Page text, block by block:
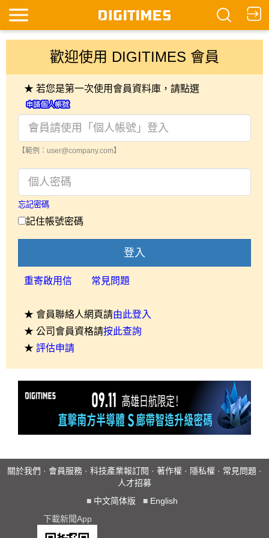
歡迎使用 DIGITIMES 會員
★ 若您是第一次使用會員資料庫，請點選
【範例：user@company.com】
忘記密碼
記住帳號密碼
登入
重寄啟用信 常見問題
★ 會員聯絡人網頁請由此登入
★ 公司會員資格請按此查詢
★ 評估申請
關於我們 · 會員服務 · 科技產業報訂閱 · 著作權 · 隱私權 · 常見問題 ·
人才招募
■ 中文简体版 ■ English
下載新聞App